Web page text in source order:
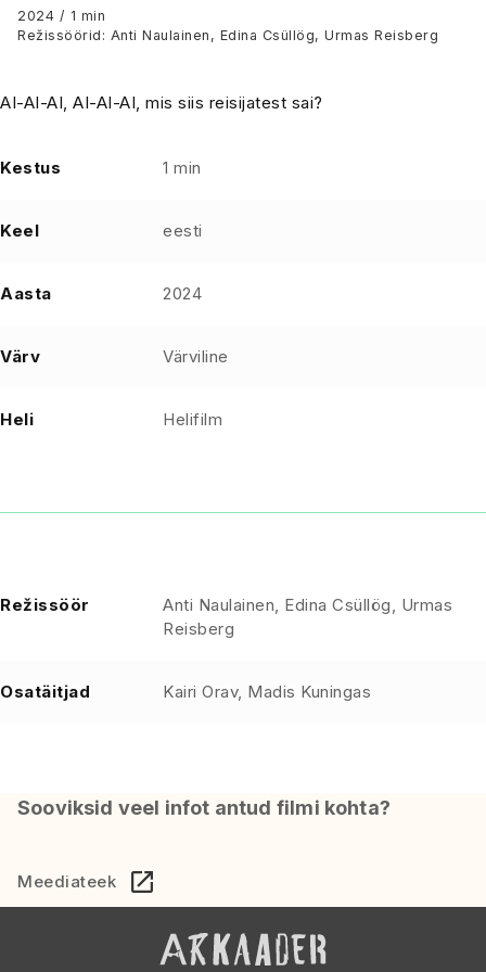
2024 / 1 min
Režissöörid: Anti Naulainen, Edina Csüllög, Urmas Reisberg
AI-AI-AI, AI-AI-AI, mis siis reisijatest sai?
Kestus 1 min
Keel eesti
Aasta 2024
Värv Värviline
Heli Helifilm
Režissöör
Anti Naulainen, Edina Csüllög, Urmas
Reisberg
Osatäitjad Kairi Orav, Madis Kuningas
Sooviksid veel infot antud filmi kohta?
Meediateek